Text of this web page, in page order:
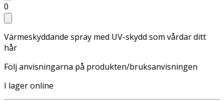
0
Värmeskyddande spray med UV-skydd som vårdar ditt
hår
Följ anvisningarna på produkten/bruksanvisningen
I lager online